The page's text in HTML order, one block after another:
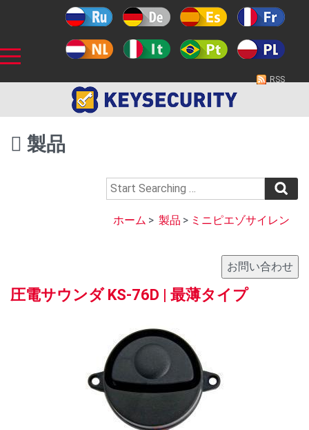
RSS
製品
ホーム > 製品 > ミニピエゾサイレン
圧電サウンダ KS-76D | 最薄タイプ